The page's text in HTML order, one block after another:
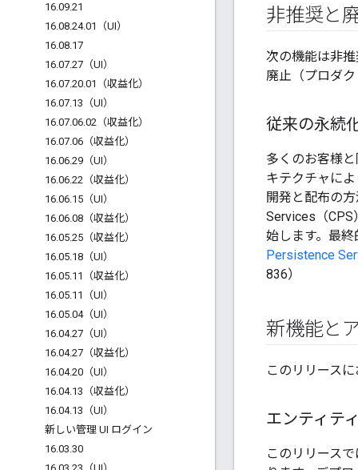
16.09.21
16.08.24.01（UI）
16.08.17
16.07.27（UI）
16.07.20.01（収益化）
16.07.13（UI）
16.07.06.02（収益化）
16.07.06（収益化）
16.06.29（UI）
16.06.22（収益化）
16.06.15（UI）
16.06.08（収益化）
16.05.25（収益化）
16.05.18（UI）
16.05.11（収益化）
16.05.11（UI）
16.05.04（UI）
16.04.27（UI）
16.04.27（収益化）
16.04.20（UI）
16.04.13（収益化）
16.04.13（UI）
新しい管理 UI ログイン
16.03.30
非推奨と
次の機能は非
廃止（プロダ
従来の永続
多くのお客様
キテクチャに
開発と配布の
Services（
始します。最
Persistence
836）
新機能と
このリリース
エンティテ
このリリース